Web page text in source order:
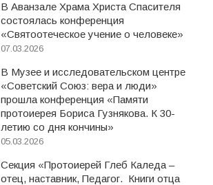
В Аванзале Храма Христа Спасителя
состоялась конференция
«Святоотеческое учение о человеке»
07.03.2026
В Музее и исследовательском центре
«Советский Союз: вера и люди»
прошла конференция «Памяти
протоиерея Бориса Гузнякова. К 30-
летию со дня кончины»
05.03.2026
Секция «Протоиерей Глеб Каледа –
отец, наставник, Педагог. Книги отца